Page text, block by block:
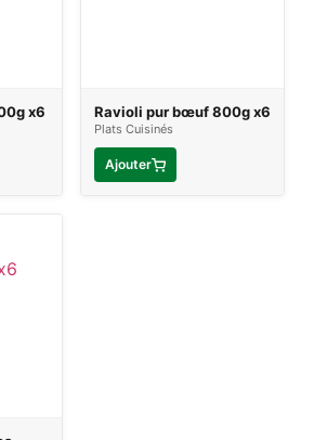
x6 Ravioli pur bœuf 800g x6
Plats Cuisinés
Ajouter